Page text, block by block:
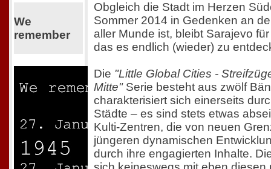
We
remember
Obgleich die Stadt im Herzen
Sommer 2014 in Gedenken an
aller Munde ist, bleibt Sarajevo
das es endlich (wieder) zu
Die "Little Global Cities -
Mitte"Serie besteht aus zwölf
charakterisiert sich einerseits
Städte – es sind stets etwas
Kulti-Zentren, die von neuen
jüngeren dynamischen
durch ihre engagierten Inhalte.